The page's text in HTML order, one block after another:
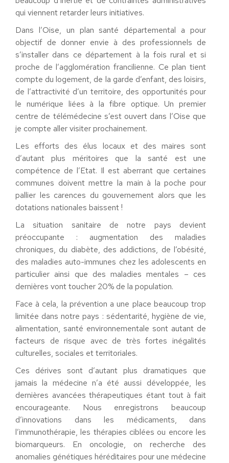
qui viennent retarder leurs initiatives.
Dans l’Oise, un plan santé départemental a pour
objectif de donner envie à des professionnels de
s’installer dans ce département à la fois rural et si
proche de l’agglomération francilienne. Ce plan tient
compte du logement, de la garde d’enfant, des loisirs,
de l’attractivité d’un territoire, des opportunités pour
le numérique liées à la fibre optique. Un premier
centre de télémédecine s’est ouvert dans l’Oise que
je compte aller visiter prochainement.
Les efforts des élus locaux et des maires sont
d’autant plus méritoires que la santé est une
compétence de l’Etat. Il est aberrant que certaines
communes doivent mettre la main à la poche pour
pallier les carences du gouvernement alors que les
dotations nationales baissent !
La situation sanitaire de notre pays devient
préoccupante : augmentation des maladies
chroniques, du diabète, des addictions, de l’obésité,
des maladies auto-immunes chez les adolescents en
particulier ainsi que des maladies mentales – ces
dernières vont toucher 20% de la population.
Face à cela, la prévention a une place beaucoup trop
limitée dans notre pays : sédentarité, hygiène de vie,
alimentation, santé environnementale sont autant de
facteurs de risque avec de très fortes inégalités
culturelles, sociales et territoriales.
Ces dérives sont d’autant plus dramatiques que
jamais la médecine n’a été aussi développée, les
dernières avancées thérapeutiques étant tout à fait
encourageante. Nous enregistrons beaucoup
d’innovations dans les médicaments, dans
l’immunothérapie, les thérapies ciblées ou encore les
biomarqueurs. En oncologie, on recherche des
anomalies génétiques héréditaires pour une médecine